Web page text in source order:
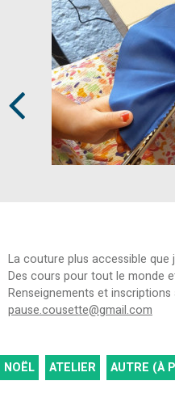
La couture plus accessible que
Des cours pour tout le monde
Renseignements et
pause.cousette@gmail.com
NOËL ATELIER AUTRE (À